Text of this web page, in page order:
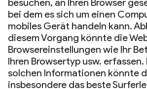
besuchen, an Ihren Browser
bei dem es sich um einen
mobiles Gerät handeln kann.
diesem Vorgang könnte die
Browsereinstellungen wie Ihr
Ihren Browsertyp usw.
solchen Informationen könnte
insbesondere das beste